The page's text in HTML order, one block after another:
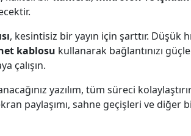
, kesintisiz bir yayın için şarttır. Düşük
kablosu kullanarak bağlantınızı
çalışın.
yazılım, tüm süreci
paylaşımı, sahne geçişleri ve diğer